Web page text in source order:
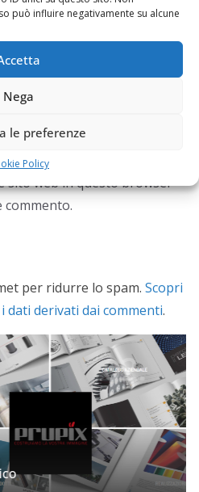
può influire negativamente su alcune
Nega
le preferenze
Policy
sito web in questo browser
commento.
per ridurre lo spam. Scopri
dati derivati dai commenti.